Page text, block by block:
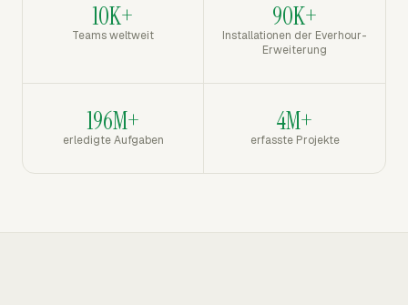
10K+
Teams weltweit
90K+
Installationen der Everhour-
Erweiterung
196M+
erledigte Aufgaben
4M+
erfasste Projekte